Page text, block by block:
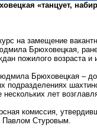
«танцует,
на замещение
Брюховецкая,
пожилого возраста и
Брюховецкая –
подразделениях
нескольких лет
комиссия,
Стуровым.